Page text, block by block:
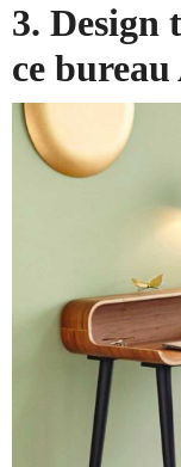
3. Design
ce